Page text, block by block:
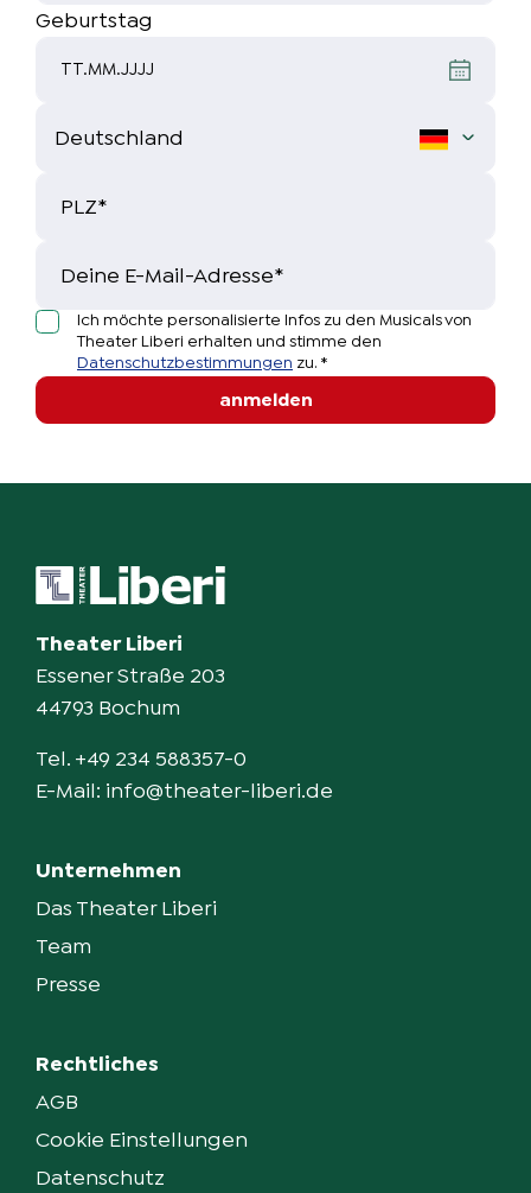
Musikalische Leitung / Songtexte
Hans Christian Becker
Autor (Aladin, Die Schöne und das Biest,
Tarzan) / Inszenierung (Die Schöne und das
Biest)
Helge Fedder
Kostümbild
Tina Bundkirchen
Beata Kornatowska
Leitung Maskenbild
Tanja Banna-Fladrich
Alexandra Schramm
Dietmar Mensinger
Geburtstag
TT.MM.JJJJ
PLZ*
Deine E-Mail-Adresse*
Ich möchte personalisierte Infos zu den Musicals von
Theater Liberi erhalten und stimme den
Datenschutzbestimmungen zu. *
anmelden
Theater Liberi
Essener Straße 203
44793 Bochum
Tel. +49 234 588357-0
E-Mail: info@theater-liberi.de
Unternehmen
Das Theater Liberi
Team
Presse
Rechtliches
AGB
Cookie Einstellungen
Datenschutz